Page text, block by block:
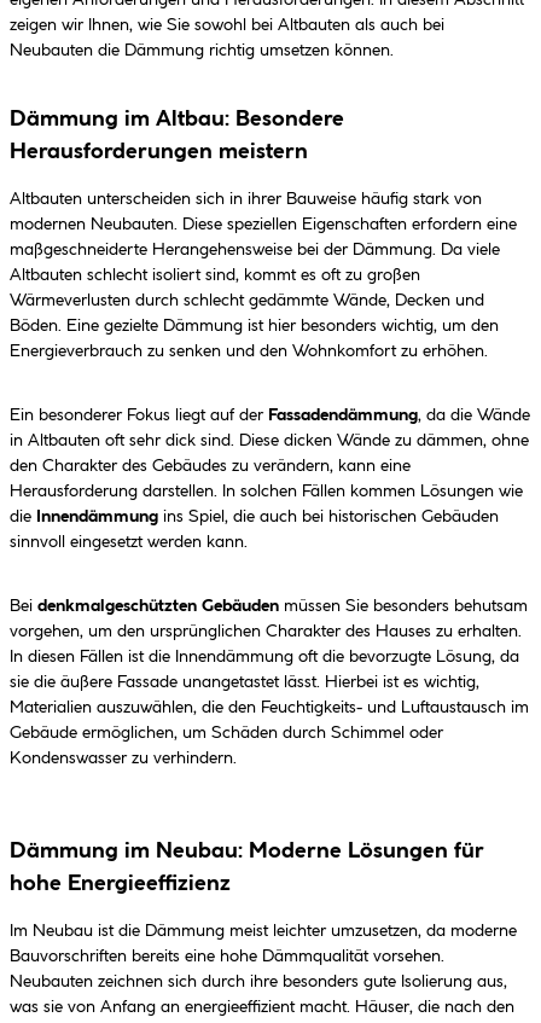
zeigen wir Ihnen, wie Sie sowohl bei Altbauten als auch bei
Neubauten die Dämmung richtig umsetzen können.
Dämmung im Altbau: Besondere
Herausforderungen meistern
Altbauten unterscheiden sich in ihrer Bauweise häufig stark von
modernen Neubauten. Diese speziellen Eigenschaften erfordern eine
maßgeschneiderte Herangehensweise bei der Dämmung. Da viele
Altbauten schlecht isoliert sind, kommt es oft zu großen
Wärmeverlusten durch schlecht gedämmte Wände, Decken und
Böden. Eine gezielte Dämmung ist hier besonders wichtig, um den
Energieverbrauch zu senken und den Wohnkomfort zu erhöhen.
Ein besonderer Fokus liegt auf der Fassadendämmung, da die Wände
in Altbauten oft sehr dick sind. Diese dicken Wände zu dämmen, ohne
den Charakter des Gebäudes zu verändern, kann eine
Herausforderung darstellen. In solchen Fällen kommen Lösungen wie
die Innendämmung ins Spiel, die auch bei historischen Gebäuden
sinnvoll eingesetzt werden kann.
Bei denkmalgeschützten Gebäuden müssen Sie besonders behutsam
vorgehen, um den ursprünglichen Charakter des Hauses zu erhalten.
In diesen Fällen ist die Innendämmung oft die bevorzugte Lösung, da
sie die äußere Fassade unangetastet lässt. Hierbei ist es wichtig,
Materialien auszuwählen, die den Feuchtigkeits- und Luftaustausch im
Gebäude ermöglichen, um Schäden durch Schimmel oder
Kondenswasser zu verhindern.
Dämmung im Neubau: Moderne Lösungen für
hohe Energieeffizienz
Im Neubau ist die Dämmung meist leichter umzusetzen, da moderne
Bauvorschriften bereits eine hohe Dämmqualität vorsehen.
Neubauten zeichnen sich durch ihre besonders gute Isolierung aus,
was sie von Anfang an energieeffizient macht. Häuser, die nach den